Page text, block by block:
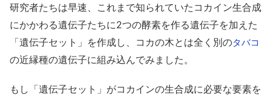
研究者たちは早速、これまで知られていたコカイン生合成
にかかわる遺伝子たちに2つの酵素を作る遺伝子を加えた
「遺伝子セット」を作成し、コカの木とは全く別のタバコ
の近縁種の遺伝子に組み込んでみました。
もし「遺伝子セット」がコカインの生合成に必要な要素を